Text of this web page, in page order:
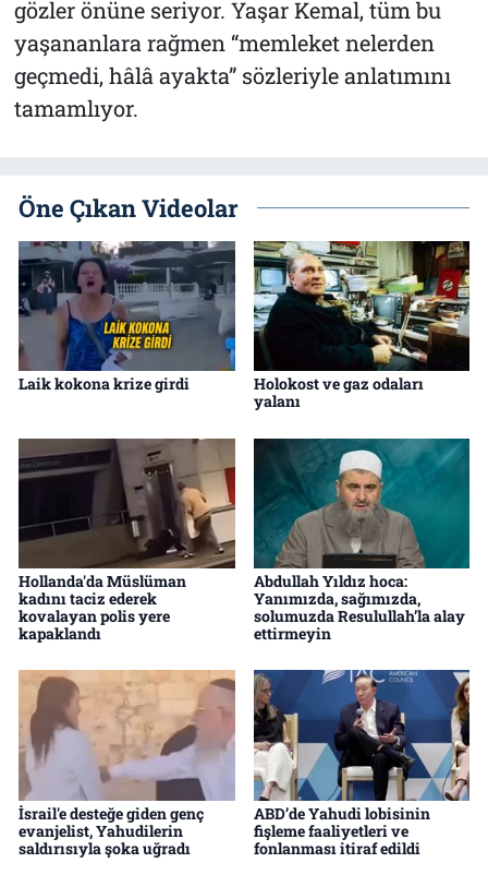
gözler önüne seriyor. Yaşar Kemal, tüm bu
yaşananlara rağmen “memleket nelerden
geçmedi, hâlâ ayakta” sözleriyle anlatımını
tamamlıyor.
Öne Çıkan Videolar
Laik kokona krize girdi
Holokost ve gaz odaları
yalanı
Hollanda'da Müslüman
kadını taciz ederek
kovalayan polis yere
kapaklandı
Abdullah Yıldız hoca:
Yanımızda, sağımızda,
solumuzda Resulullah’la alay
ettirmeyin
İsrail'e desteğe giden genç
evanjelist, Yahudilerin
saldırısıyla şoka uğradı
ABD’de Yahudi lobisinin
fişleme faaliyetleri ve
fonlanması itiraf edildi